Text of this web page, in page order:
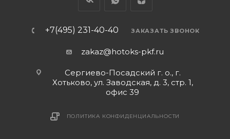
+7(495) 231-40-40 ЗАКАЗАТЬ ЗВОНОК
zakaz@hotoks-pkf.ru
Сергиево-Посадский г. о., г.
Хотьково, ул. Заводская, д. 3, стр. 1,
офис 39
ПОЛИТИКА КОНФИДЕНЦИАЛЬНОСТИ